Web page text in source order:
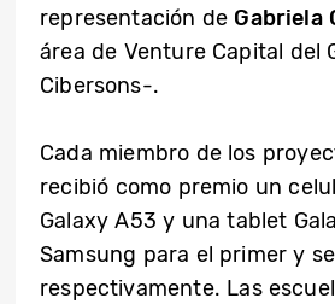
representación de Gabriela
área de Venture Capital del
Cibersons-.
Cada miembro de los
recibió como premio un
Galaxy A53 y una tablet
Samsung para el primer y
respectivamente. Las